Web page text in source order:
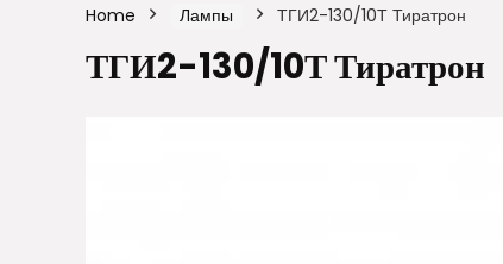
Home Лампы ТГИ2-130/10Т Тиратрон
ТГИ2-130/10Т Тиратрон